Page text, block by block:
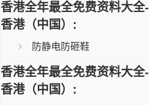
香港全年最全免费资料大全-
香港（中国）:
防静电防砸鞋
香港全年最全免费资料大全-
香港（中国）: